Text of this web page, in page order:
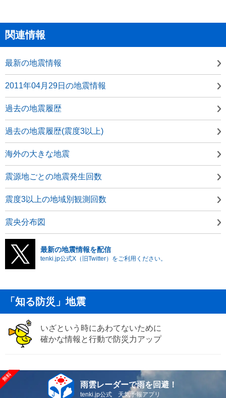
関連情報
最新の地震情報
2011年04月29日の地震情報
過去の地震履歴
過去の地震履歴(震度3以上)
海外の大きな地震
震源地ごとの地震発生回数
震度3以上の地域別観測回数
震央分布図
最新の地震情報を配信
tenki.jp公式X（旧Twitter）をご利用ください。
「知る防災」地震
いざという時にあわてないために
確かな情報と行動で防災力アップ
雨雲レーダーで雨を回避！
tenki.jp公式 天気予報アプリ